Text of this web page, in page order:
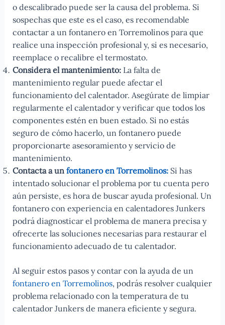
o descalibrado puede ser la causa del problema. Si
sospechas que este es el caso, es recomendable
contactar a un fontanero en Torremolinos para que
realice una inspección profesional y, si es necesario,
reemplace o recalibre el termostato.
Considera el mantenimiento:La falta de
mantenimiento regular puede afectar el
funcionamiento del calentador. Asegúrate de limpiar
regularmente el calentador y verificar que todos los
componentes estén en buen estado. Si no estás
seguro de cómo hacerlo, un fontanero puede
proporcionarte asesoramiento y servicio de
mantenimiento.
Contacta a un fontanero en Torremolinos:Si has
intentado solucionar el problema por tu cuenta pero
aún persiste, es hora de buscar ayuda profesional. Un
fontanero con experiencia en calentadores Junkers
podrá diagnosticar el problema de manera precisa y
ofrecerte las soluciones necesarias para restaurar el
funcionamiento adecuado de tu calentador.
Al seguir estos pasos y contar con la ayuda de un
fontanero en Torremolinos, podrás resolver cualquier
problema relacionado con la temperatura de tu
calentador Junkers de manera eficiente y segura.